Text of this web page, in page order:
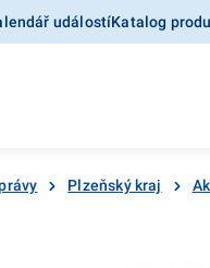
událostíKatalog
Plzeňský kraj